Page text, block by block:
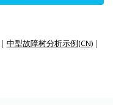
| 中型故障树分析示例(CN) |